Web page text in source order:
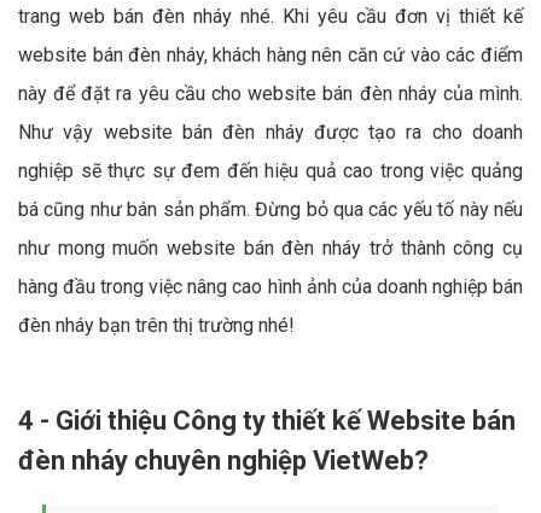
trang web bán đèn nháy nhé. Khi yêu cầu đơn vị thiết kế
website bán đèn nháy, khách hàng nên căn cứ vào các điểm
này để đặt ra yêu cầu cho website bán đèn nháy của mình.
Như vậy website bán đèn nháy được tạo ra cho doanh
nghiệp sẽ thực sự đem đến hiệu quả cao trong việc quảng
bá cũng như bán sản phẩm. Đừng bỏ qua các yếu tố này nếu
như mong muốn website bán đèn nháy trở thành công cụ
hàng đầu trong việc nâng cao hình ảnh của doanh nghiệp bán
đèn nháy bạn trên thị trường nhé!
4 - Giới thiệu Công ty thiết kế Website bán
đèn nháy chuyên nghiệp VietWeb?